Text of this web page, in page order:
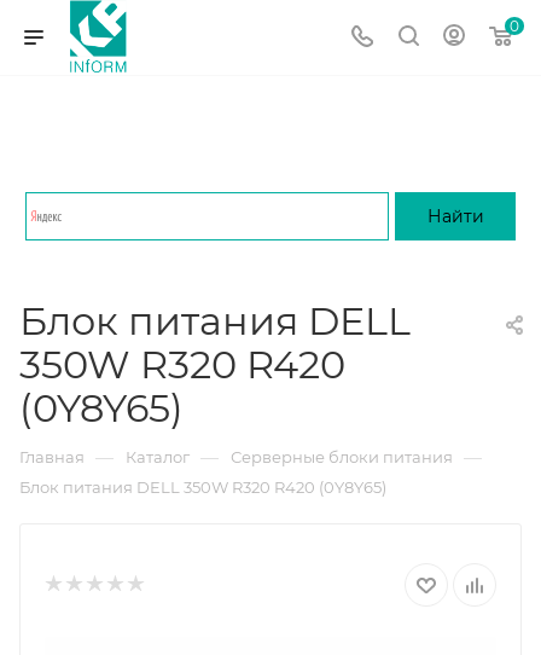
0
Блок питания DELL
350W R320 R420
(0Y8Y65)
Главная — Каталог — Серверные блоки питания —
Блок питания DELL 350W R320 R420 (0Y8Y65)